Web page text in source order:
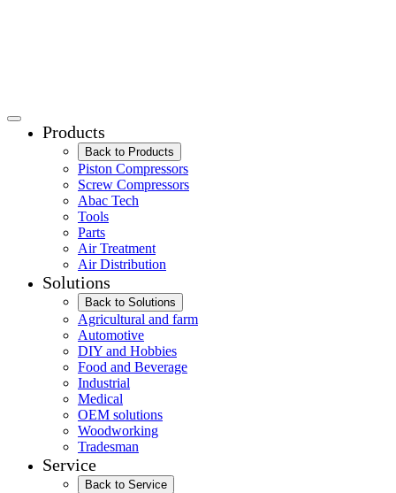
Products
Back to Products
Piston Compressors
Screw Compressors
Abac Tech
Tools
Parts
Air Treatment
Air Distribution
Solutions
Back to Solutions
Agricultural and farm
Automotive
DIY and Hobbies
Food and Beverage
Industrial
Medical
OEM solutions
Woodworking
Tradesman
Service
Back to Service